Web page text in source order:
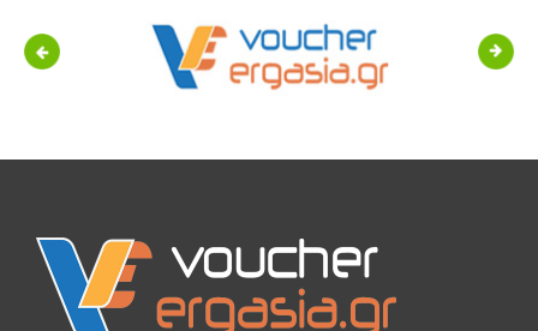
Previous Next